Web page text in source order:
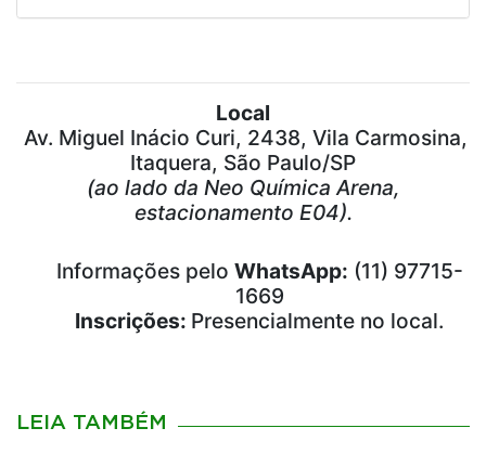
Local
Av. Miguel Inácio Curi, 2438, Vila Carmosina,
Itaquera, São Paulo/SP
(ao lado da Neo Química Arena,
estacionamento E04).
Informações pelo WhatsApp: (11) 97715-
1669
Inscrições: Presencialmente no local.
LEIA TAMBÉM